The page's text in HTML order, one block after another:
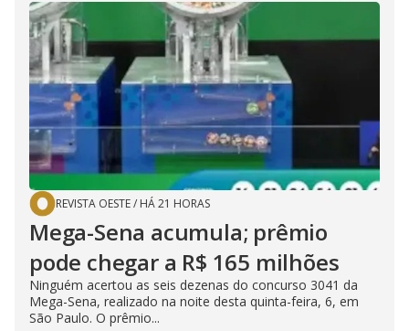
REVISTA OESTE/ HÁ 21 HORAS
Mega-Sena acumula; prêmio
pode chegar a R$ 165 milhões
Ninguém acertou as seis dezenas do concurso 3041 da
Mega-Sena, realizado na noite desta quinta-feira, 6, em
São Paulo. O prêmio...